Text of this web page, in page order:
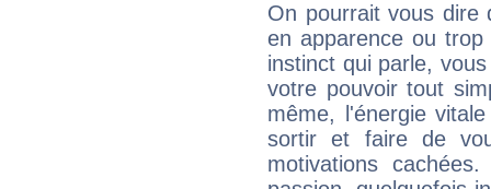
On pourrait vous dire
en apparence ou
instinct qui parle,
votre pouvoir tout
même, l'énergie
sortir et faire de
motivations